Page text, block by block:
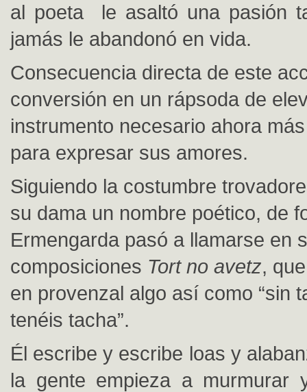
al poeta le asaltó una pasión
jamás le abandonó en vida.
Consecuencia directa de este
conversión en un rápsoda de
instrumento necesario ahora
para expresar sus amores.
Siguiendo la costumbre
su dama un nombre poético, de
Ermengarda pasó a llamarse en
composiciones Tort no avetz,
en provenzal algo así como “sin
tenéis tacha”.
Él escribe y escribe loas y
la gente empieza a murmurar